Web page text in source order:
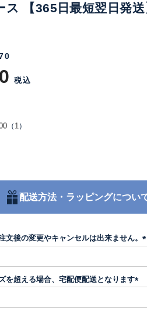
ス 【365日最短翌日発
税込
（ 1）
配送方法・ラッピングについ
文後の変更やキャンセルは出来ません。
)
を超える場合、宅配便配送となります